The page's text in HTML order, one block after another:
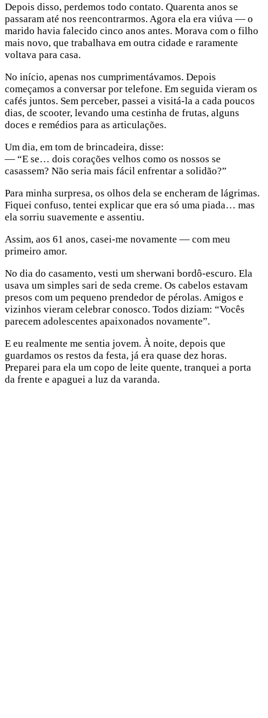
Depois disso, perdemos todo contato. Quarenta anos se
passaram até nos reencontrarmos. Agora ela era viúva — o
marido havia falecido cinco anos antes. Morava com o filho
mais novo, que trabalhava em outra cidade e raramente
voltava para casa.
No início, apenas nos cumprimentávamos. Depois
começamos a conversar por telefone. Em seguida vieram os
cafés juntos. Sem perceber, passei a visitá-la a cada poucos
dias, de scooter, levando uma cestinha de frutas, alguns
doces e remédios para as articulações.
Um dia, em tom de brincadeira, disse:
— “E se… dois corações velhos como os nossos se
casassem? Não seria mais fácil enfrentar a solidão?”
Para minha surpresa, os olhos dela se encheram de lágrimas.
Fiquei confuso, tentei explicar que era só uma piada… mas
ela sorriu suavemente e assentiu.
Assim, aos 61 anos, casei-me novamente — com meu
primeiro amor.
No dia do casamento, vesti um sherwani bordô-escuro. Ela
usava um simples sari de seda creme. Os cabelos estavam
presos com um pequeno prendedor de pérolas. Amigos e
vizinhos vieram celebrar conosco. Todos diziam: “Vocês
parecem adolescentes apaixonados novamente”.
E eu realmente me sentia jovem. À noite, depois que
guardamos os restos da festa, já era quase dez horas.
Preparei para ela um copo de leite quente, tranquei a porta
da frente e apaguei a luz da varanda.